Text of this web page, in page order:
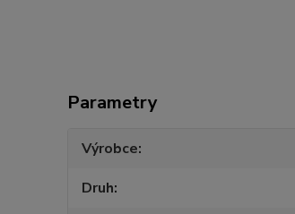
Parametry
Výrobce
Druh